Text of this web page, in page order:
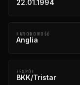
22.01.1994
NARODOWOŚĆ
Anglia
ZESPÓŁ
BKK/Tristar